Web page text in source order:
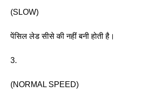
(SLOW)
पेंसिल लेड सीसे की नहीं बनी होती है।
3.
(NORMAL SPEED)